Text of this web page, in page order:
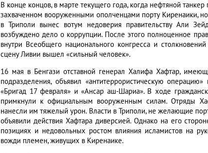
В конце концов, в марте текущего года, когда нефтяной
захваченном вооруженными ополченцами порту Киренаики,
в Триполи вынес вотум недоверия правительству Али
возбуждено дело о коррупции. После этого полноценное
внутри Всеобщего национального конгресса и
сцену Ливии вышел «сильный человек».
16 мая в Бенгази отставной генерал Халифа Хафтар,
подразделения, объявил «антитеррористическую
«Бригад 17 февраля» и «Ансар аш-Шариа». В ходе
примкнули к официальным вооруженным силам. Отряды
нанесли им тяжелый урон. Власти в Триполи, не желающие
объявили действия Хафтара диверсией. Однако на его
позициях и недовольных ростом влияния исламистов на
вожди племен, живущих в Киренаике.